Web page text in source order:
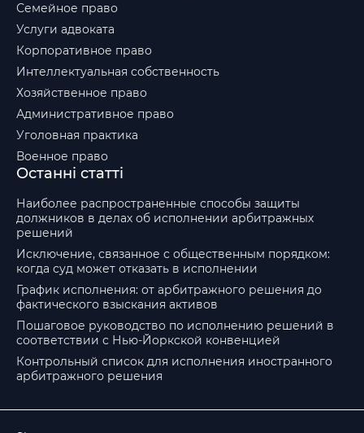
Семейное право
Услуги адвоката
Корпоративное право
Интеллектуальная собственность
Хозяйственное право
Административное право
Уголовная практика
Военное право
Останні статті
Наиболее распространенные способы защиты
должников в делах об исполнении арбитражных
решений
Исключение, связанное с общественным порядком:
когда суд может отказать в исполнении
График исполнения: от арбитражного решения до
фактического взыскания активов
Пошаговое руководство по исполнению решений в
соответствии с Нью-Йоркской конвенцией
Контрольный список для исполнения иностранного
арбитражного решения